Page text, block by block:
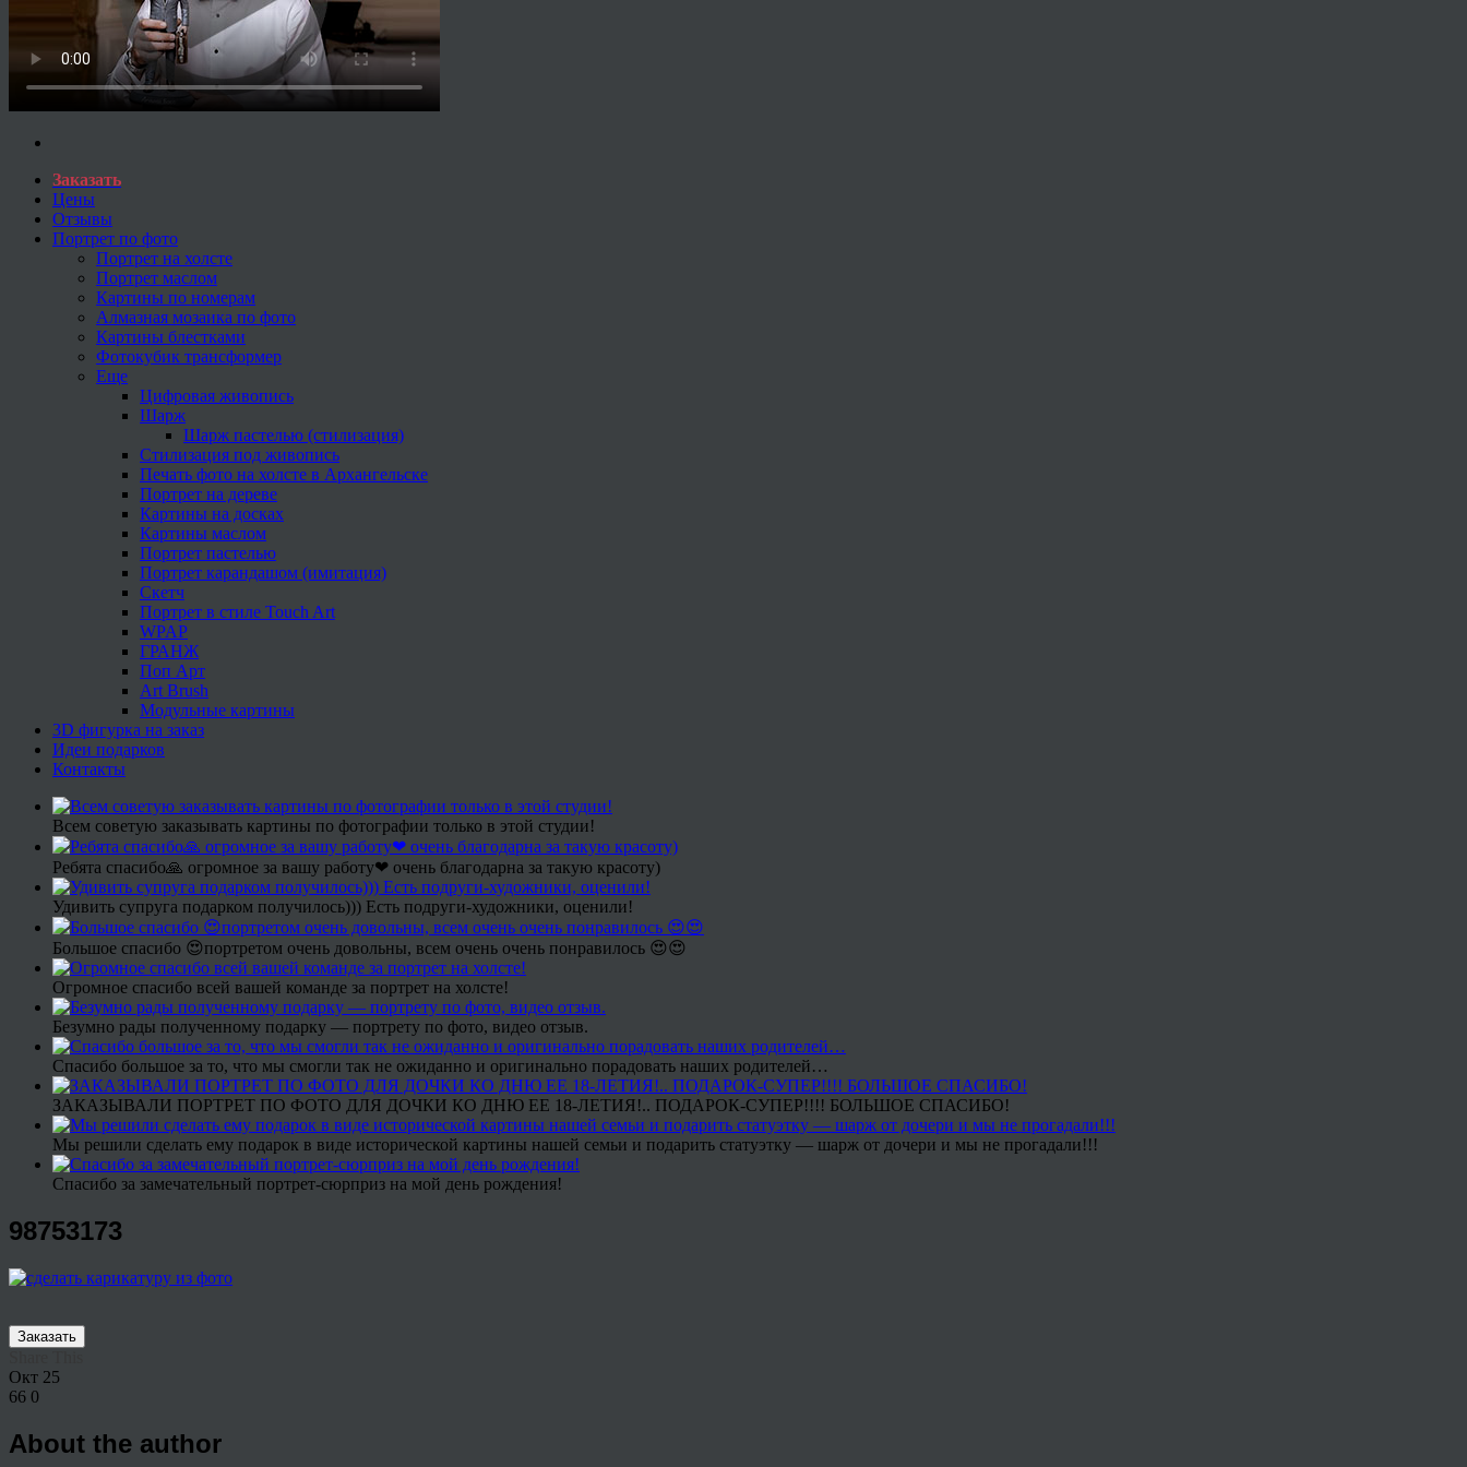
Заказать
Цены
Отзывы
Портрет по фото
Портрет на холсте
Портрет маслом
Картины по номерам
Алмазная мозаика по фото
Картины блестками
Фотокубик трансформер
Еще
Цифровая живопись
Шарж
Шарж пастелью (стилизация)
Стилизация под живопись
Печать фото на холсте в Архангельске
Портрет на дереве
Картины на досках
Картины маслом
Портрет пастелью
Портрет карандашом (имитация)
Скетч
Портрет в стиле Touch Art
WPAP
ГРАНЖ
Поп Арт
Art Brush
Модульные картины
3D фигурка на заказ
Идеи подарков
Контакты
Всем советую заказывать картины по фотографии только в этой студии!
Ребята спасибо🙏 огромное за вашу работу❤ очень благодарна за такую красоту)
Удивить супруга подарком получилось))) Есть подруги-художники, оценили!
Большое спасибо 😍портретом очень довольны, всем очень очень понравилось 😍😍
Огромное спасибо всей вашей команде за портрет на холсте!
Безумно рады полученному подарку — портрету по фото, видео отзыв.
Спасибо большое за то, что мы смогли так не ожиданно и оригинально порадовать наших родителей…
ЗАКАЗЫВАЛИ ПОРТРЕТ ПО ФОТО ДЛЯ ДОЧКИ КО ДНЮ ЕЕ 18-ЛЕТИЯ!.. ПОДАРОК-СУПЕР!!!! БОЛЬШОЕ СПАСИБО!
Мы решили сделать ему подарок в виде исторической картины нашей семьи и подарить статуэтку — шарж от дочери и мы не прогадали!!!
Спасибо за замечательный портрет-сюрприз на мой день рождения!
98753173
Заказать
Окт 25
66 0
About the author